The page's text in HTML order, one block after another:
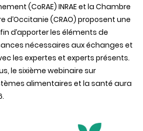
(CoRAE) INRAE et la Chambre
d’Occitanie (CRAO) proposent une
d’apporter les éléments de
nécessaires aux échanges et
les expertes et experts présents.
le sixième webinaire sur
alimentaires et la santé aura